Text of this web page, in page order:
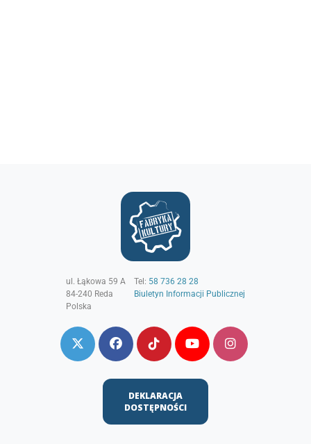
ul. Łąkowa 59 A
84-240 Reda
Polska
Tel: 58 736 28 28
Biuletyn Informacji Publicznej
DEKLARACJA
DOSTĘPNOŚCI